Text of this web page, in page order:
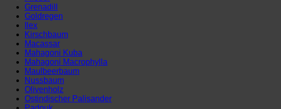
Grenadill
Goldregen
Ilex
Kirschbaum
Macassar
Mahagoni Kuba
Mahagoni Macrophylla
Maulbeerbaum
Nussbaum
Olivenholz
Ostindischer Palisander